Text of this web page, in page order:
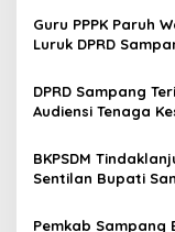
Guru PPPK Paruh
Luruk DPRD
Kesejahteraannya
DPRD Sampang
Audiensi Tenaga
BKPSDM
Sentilan Bupati
Sanksi Pemecatan
Pemkab Sampang